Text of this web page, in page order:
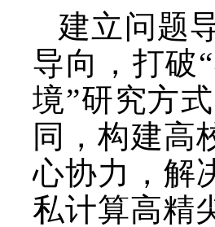
建立问题
导向，打破
境”研究方
同，构建高
心协力，解
私计算高精